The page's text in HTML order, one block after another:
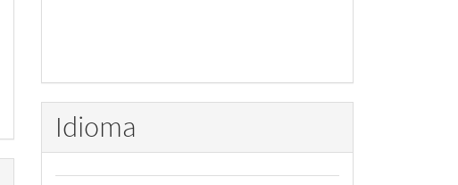
Idioma